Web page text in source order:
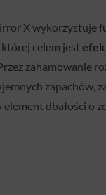
X wykorzystuje
celem jest
zahamowanie
zapachów,
dbałości o